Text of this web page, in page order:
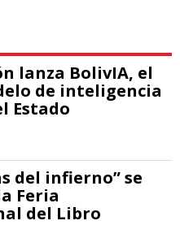
lanza BolivIA, el
de inteligencia
Estado
del infierno” se
Feria
del Libro